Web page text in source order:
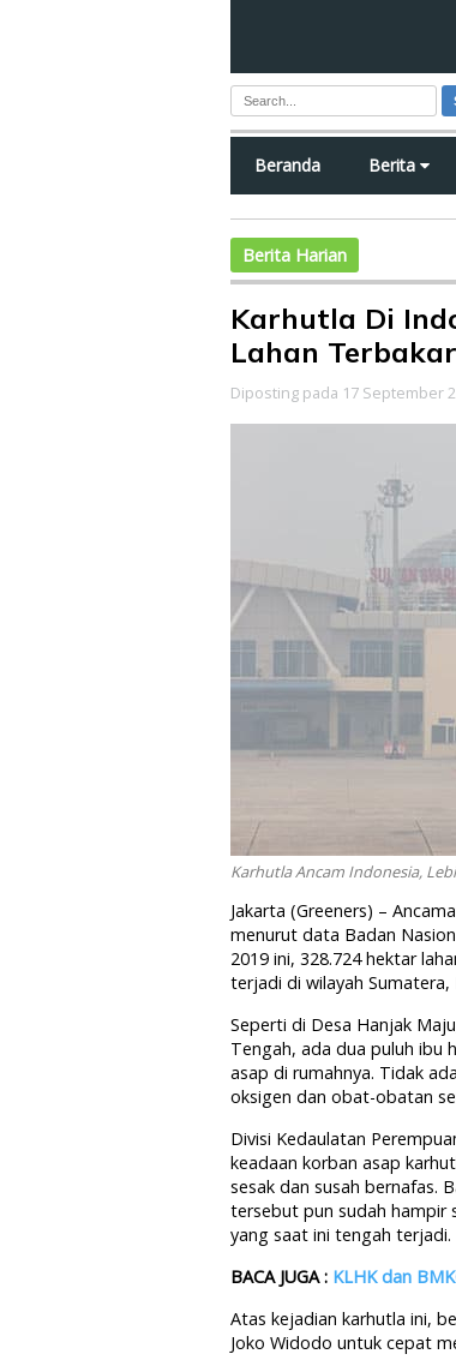
Beranda Berita
Berita Harian
Karhutla Di
Lahan Terbakar
Diposting pada 17 September
Karhutla Ancam Indonesia,
Jakarta (Greeners) –
menurut data Badan
2019 ini, 328.724 hektar
terjadi di wilayah Sumatera,
Seperti di Desa Hanjak
Tengah, ada dua puluh ibu
asap di rumahnya. Tidak
oksigen dan obat-obatan
Divisi Kedaulatan
keadaan korban asap
sesak dan susah bernafas.
tersebut pun sudah hampir
yang saat ini tengah terjadi.
BACA JUGA : KLHK dan
Atas kejadian karhutla ini,
Joko Widodo untuk cepat